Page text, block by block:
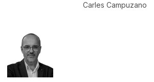
Carles Campuzano